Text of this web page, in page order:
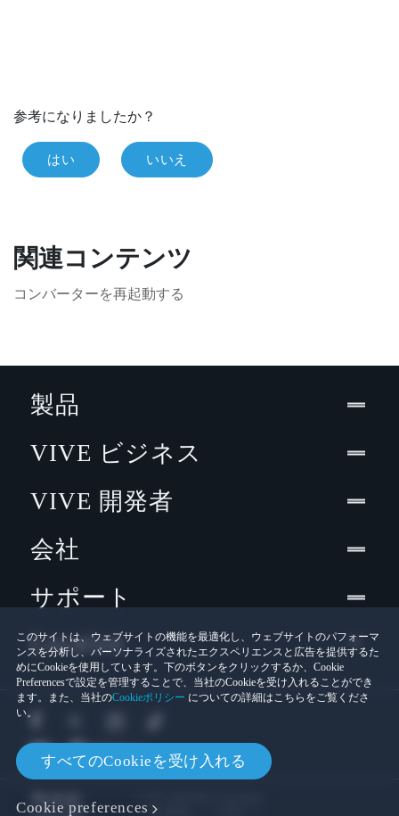
参考になりましたか？
はい いいえ
関連コンテンツ
コンバーターを再起動する
このサイトは、ウェブサイトの機能を最適化し、ウェブサイトのパフォーマ
ンスを分析し、パーソナライズされたエクスペリエンスと広告を提供するた
めにCookieを使用しています。下のボタンをクリックするか、Cookie
Preferencesで設定を管理することで、当社のCookieを受け入れることができ
ます。また、当社のCookieポリシー についての詳細はこちらをご覧くださ
い。
すべてのCookieを受け入れる
Cookie preferences
製品
VIVE ビジネス
VIVE 開発者
会社
サポート
Location
法的情報